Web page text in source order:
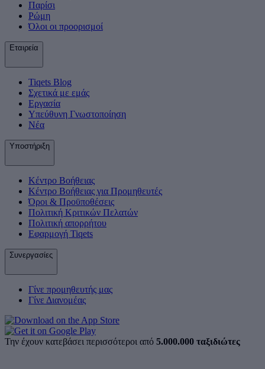
Παρίσι
Ρώμη
Όλοι οι προορισμοί
Εταιρεία
Tiqets Βlog
Σχετικά με εμάς
Εργασία
Υπεύθυνη Γνωστοποίηση
Νέα
Υποστήριξη
Κέντρο Βοήθειας
Κέντρο Βοήθειας για Προμηθευτές
Όροι & Προϋποθέσεις
Πολιτική Κριτικών Πελατών
Πολιτική απορρήτου
Εφαρμογή Tiqets
Συνεργασίες
Γίνε προμηθευτής μας
Γίνε Διανομέας
Την έχουν κατεβάσει περισσότεροι από 5.000.000 ταξιδιώτες